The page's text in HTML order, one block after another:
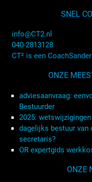
SNEL
info@CT2.nl
040-2813128
CT² is een
ONZE
adviesaanvraag:
Bestuurder
2025:
dagelijks bestuur van
secretaris?
OR expertgids
ONZE